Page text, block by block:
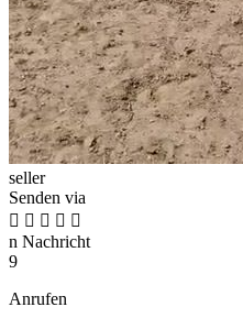
seller
Senden via
    
n Nachricht
9
Anrufen